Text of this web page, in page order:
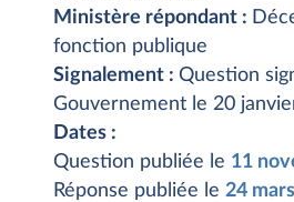
Ministère répondant :
fonction publique
Signalement : Question
Gouvernement le 20
Dates :
Question publiée le 11
Réponse publiée le 24